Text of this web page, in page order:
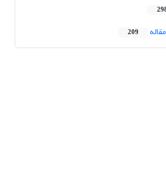
209